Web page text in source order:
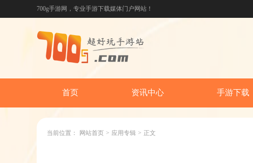
700g手游网，专业手游下载媒体门户网站！
首页 资讯中心 手游下载
当前位置： 网站首页 > 应用专辑 > 正文